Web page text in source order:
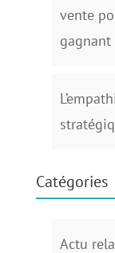
vente
gagnant
Catégories
Actu